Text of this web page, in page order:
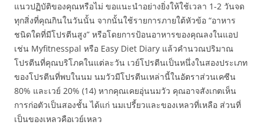
แนวปฏิบัติของคุณหรือไม่ ขอแนะนำอย่างยิ่งให้ใช้เวลา 1-2 วันจด
ทุกสิ่งที่คุณกินในวันนั้น จากนั้นใช้รายการภายใต้หัวข้อ “อาหาร
ชนิดใดที่มีโปรตีนสูง” หรือโดยการป้อนอาหารของคุณลงในแอป
เช่น Myfitnesspal หรือ Easy Diet Diary แล้วคำนวณปริมาณ
โปรตีนที่คุณบริโภคในแต่ละวัน เวย์โปรตีนเป็นหนึ่งในสองประเภท
ของโปรตีนที่พบในนม นมวัวมีโปรตีนเหล่านี้ในอัตราส่วนเคซีน
80% และเวย์ 20% (14) หากคุณเคยอุ่นนมวัว คุณอาจสังเกตเห็น
การก่อตัวเป็นสองชั้น ได้แก่ นมเปรี้ยวและของเหลวที่เหลือ ส่วนที่
เป็นของเหลวคือเวย์เหลว